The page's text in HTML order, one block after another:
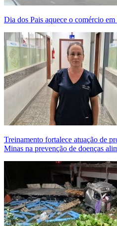
Dia dos Pais aquece o comércio
Treinamento fortalece atuação de
Minas na prevenção de doenças